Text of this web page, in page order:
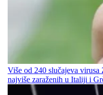
Više od 240 slučajeva
najviše zaraženih u Italiji i